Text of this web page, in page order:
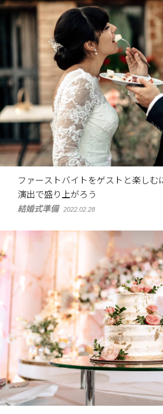
ファーストバイトをゲストと楽しむ
演出で盛り上がろう
結婚式準備 2022.02.28